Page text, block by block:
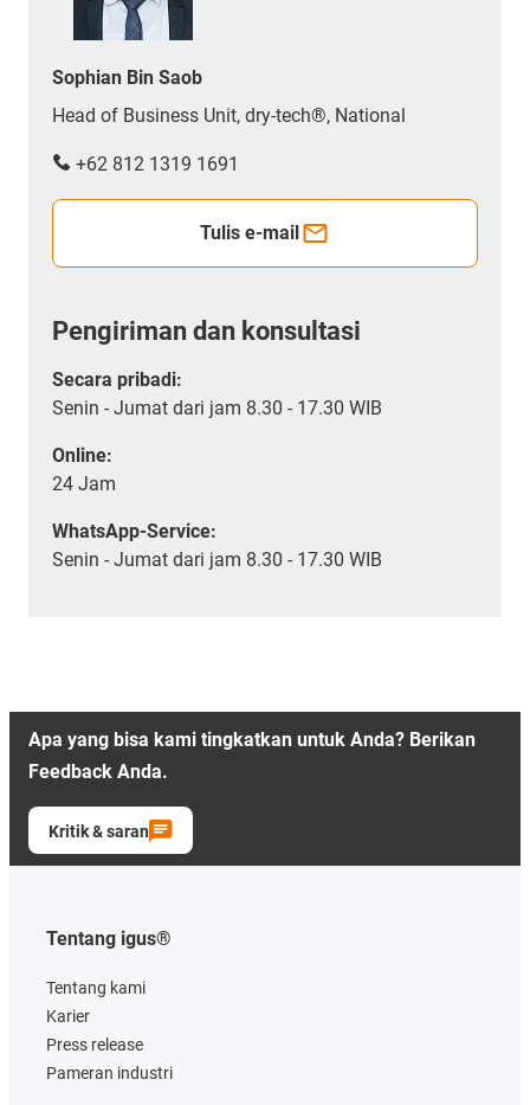
Sophian Bin Saob
Head of Business Unit, dry-tech®, National
+62 812 1319 1691
Tulis e-mail
Pengiriman dan konsultasi
Secara pribadi:
Senin - Jumat dari jam 8.30 - 17.30 WIB
Online:
24 Jam
WhatsApp-Service:
Senin - Jumat dari jam 8.30 - 17.30 WIB
Apa yang bisa kami tingkatkan untuk Anda? Berikan
Feedback Anda.
Kritik & saran
Tentang igus®
Tentang kami
Karier
Press release
Pameran industri